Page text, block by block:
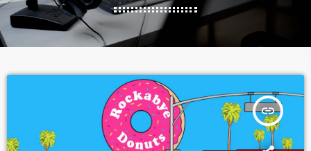
insert_link